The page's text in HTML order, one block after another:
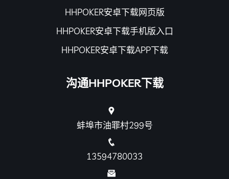
HHPOKER安卓下载网页版
HHPOKER安卓下载手机版入口
HHPOKER安卓下载APP下载
沟通HHPOKER下载
蚌埠市油罪村299号
13594780033